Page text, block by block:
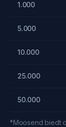
1.000
5.000
10.000
25.000
50.000
*Moosend biedt